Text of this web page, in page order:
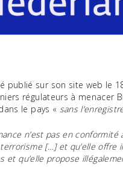
publié sur son site web le
régulateurs à menacer
le pays « sans
n’est pas en
[…] et qu’elle offre
et qu’elle propose